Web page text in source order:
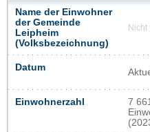
Name der Einwohner
der Gemeinde
Leipheim
(Volksbezeichnung)
Nicht
Datum
Einwohnerzahl
7